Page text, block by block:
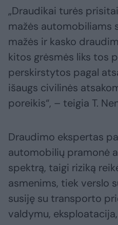
„Draudikai turės
mažės automobiliams
mažės ir kasko
kitos grėsmės liks tos
perskirstytos pagal
išaugs civilinės
poreikis“, – teigia T.
Draudimo ekspertas
automobilių pramonė
spektrą, taigi riziką
asmenims, tiek verslo
susiję su transporto
valdymu,